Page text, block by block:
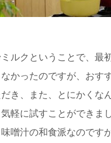
ルクということで、最
かったのですが、おす
き、また、とにかくな
軽に試すことができま
噌汁の和食派なのです